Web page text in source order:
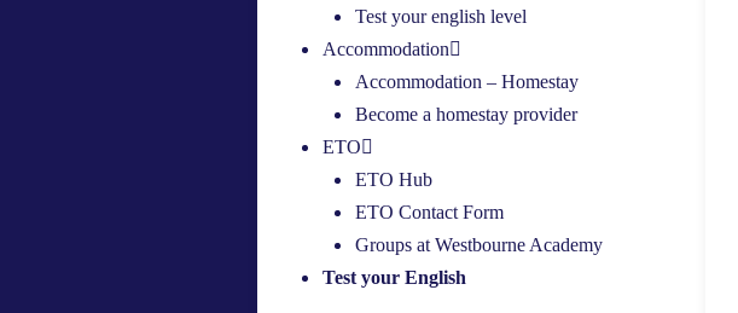
Test your english level
Accommodation
Accommodation – Homestay
Become a homestay provider
ETO
ETO Hub
ETO Contact Form
Groups at Westbourne Academy
Test your English